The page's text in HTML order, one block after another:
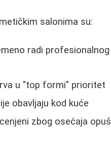
salonima su:
radi
u "top formi" prioritet
obavljaju kod kuće
zbog osećaja